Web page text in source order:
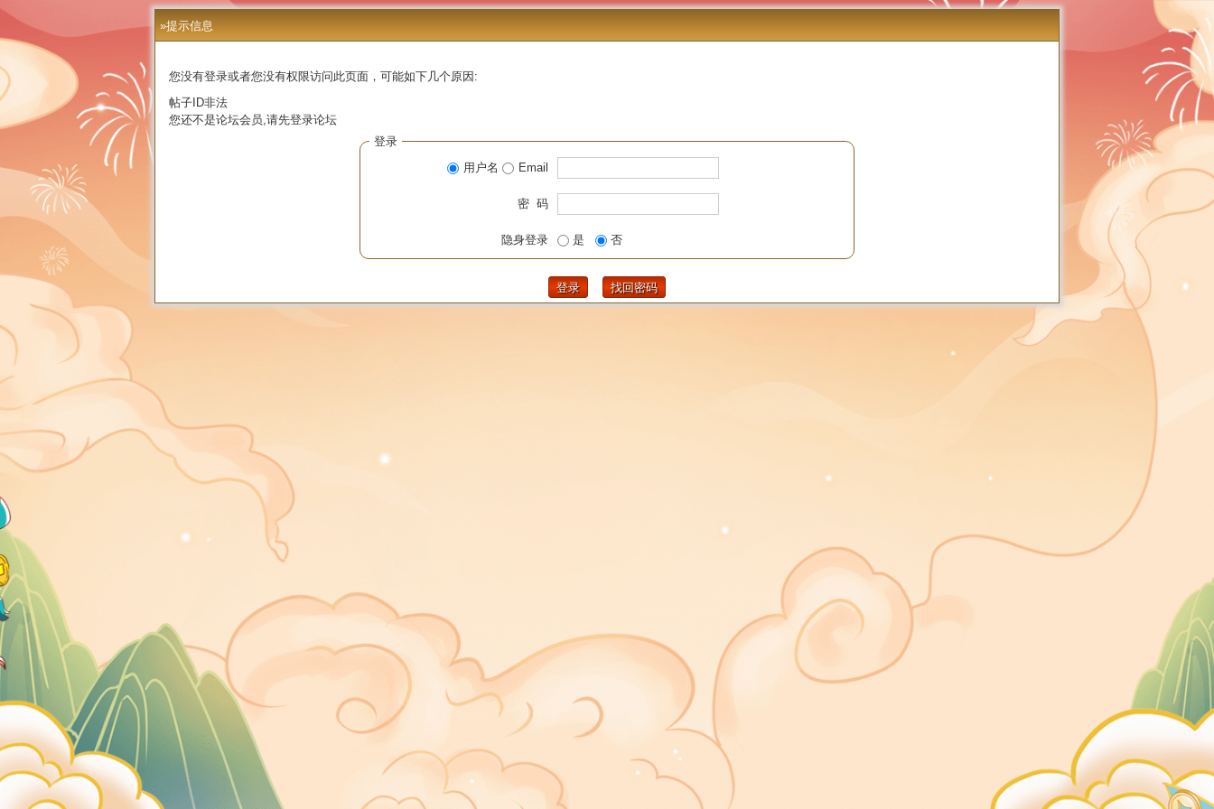
»提示信息
您没有登录或者您没有权限访问此页面，可能如下几个原因:
帖子ID非法
您还不是论坛会员,请先登录论坛
登录
用户名
Email
密 码
隐身登录 是 否